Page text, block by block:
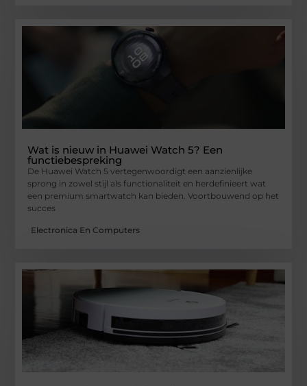
Wat is nieuw in Huawei Watch 5? Een
functiebespreking
De Huawei Watch 5 vertegenwoordigt een aanzienlijke
sprong in zowel stijl als functionaliteit en herdefinieert wat
een premium smartwatch kan bieden. Voortbouwend op het
succes
Electronica En Computers